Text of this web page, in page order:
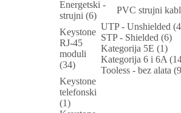
Energetski -
strujni (6)
PVC strujni
Keystone
RJ-45
moduli
(34)
UTP - Unshielded
STP - Shielded (6)
Kategorija 5E (1)
Kategorija 6 i 6A
Tooless - bez alata
Keystone
telefonski
(1)